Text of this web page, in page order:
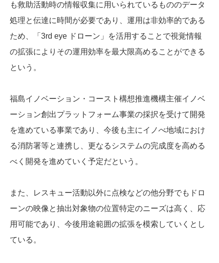
も救助活動時の情報収集に用いられているもののデータ
処理と伝達に時間が必要であり、運用は非効率的である
ため、「3rd eye ドローン」を活用することで視覚情報
の拡張によりその運用効率を最大限高めることができる
という。
福島イノベーション・コースト構想推進機構主催イノベ
ーション創出プラットフォーム事業の採択を受けて開発
を進めている事業であり、今後も主にイノべ地域におけ
る消防署等と連携し、更なるシステムの完成度を高める
べく開発を進めていく予定だという。
また、レスキュー活動以外に点検などの他分野でもドロ
ーンの映像と抽出対象物の位置特定のニーズは高く、応
用可能であり、今後用途範囲の拡張を模索していくとし
ている。